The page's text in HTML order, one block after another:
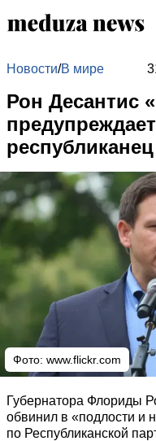
Новости/В мире
Рон Десантис
республиканец
Фото: www.flickr.com
Губернатора Флориды
обвинил в «подлости и
по Республиканской